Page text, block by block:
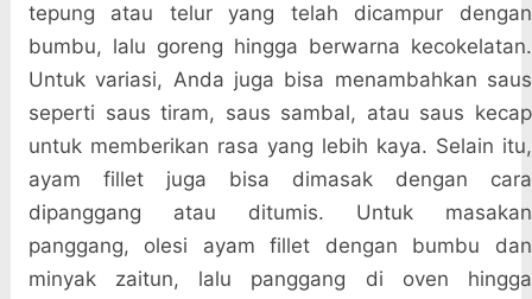
tepung atau telur yang telah dicampur dengan
bumbu, lalu goreng hingga berwarna kecokelatan.
Untuk variasi, Anda juga bisa menambahkan saus
seperti saus tiram, saus sambal, atau saus kecap
untuk memberikan rasa yang lebih kaya. Selain itu,
ayam fillet juga bisa dimasak dengan cara
dipanggang atau ditumis. Untuk masakan
panggang, olesi ayam fillet dengan bumbu dan
minyak zaitun, lalu panggang di oven hingga